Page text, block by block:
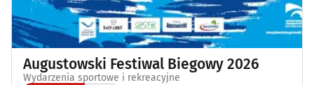
Augustowski Festiwal Biegowy 2026
Wydarzenia sportowe i rekreacyjne